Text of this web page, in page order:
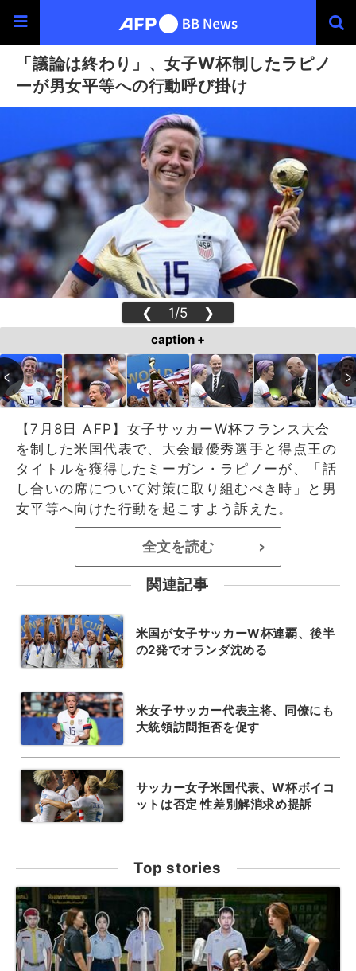
「議論は終わり」、女子W杯制したラピノ
ーが男女平等への行動呼び掛け
❮ 1/5 ❯
caption +
【7月8日 AFP】女子サッカーW杯フランス大会
を制した米国代表で、大会最優秀選手と得点王の
タイトルを獲得したミーガン・ラピノーが、「話
し合いの席について対策に取り組むべき時」と男
女平等へ向けた行動を起こすよう訴えた。
全文を読む >
関連記事
米国が女子サッカーW杯連覇、後半
の2発でオランダ沈める
米女子サッカー代表主将、同僚にも
大統領訪問拒否を促す
サッカー女子米国代表、W杯ボイコ
ットは否定 性差別解消求め提訴
Top stories